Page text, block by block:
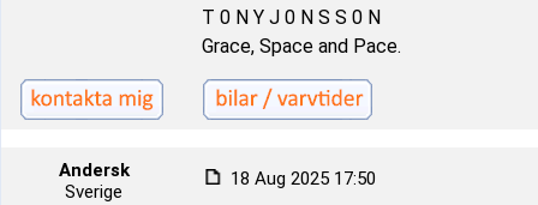
T 0 N Y J 0 N S S 0 N
Grace, Space and Pace.
Andersk
Sverige
18 Aug 2025 17:50